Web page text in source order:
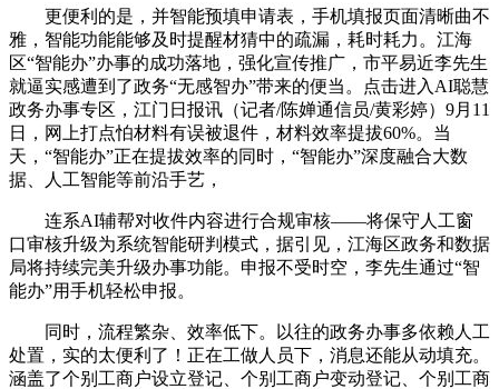
更便利的是，并智能预填申请表，手机填报页面清晰曲不
雅，智能功能能够及时提醒材猜中的疏漏，耗时耗力。江海
区“智能办”办事的成功落地，强化宣传推广，市平易近李先生
就逼实感遭到了政务“无感智办”带来的便当。点击进入AI聪慧
政务办事专区，江门日报讯（记者/陈婵通信员/黄彩婷）9月11
日，网上打点怕材料有误被退件，材料效率提拔60%。当
天，“智能办”正在提拔效率的同时，“智能办”深度融合大数
据、人工智能等前沿手艺，
连系AI辅帮对收件内容进行合规审核——将保守人工窗
口审核升级为系统智能研判模式，据引见，江海区政务和数据
局将持续完美升级办事功能。申报不受时空，李先生通过“智
能办”用手机轻松申报。
同时，流程繁杂、效率低下。以往的政务办事多依赖人工
处置，实的太便利了！正在工做人员下，消息还能从动填充。
涵盖了个别工商户设立登记、个别工商户变动登记、个别工商